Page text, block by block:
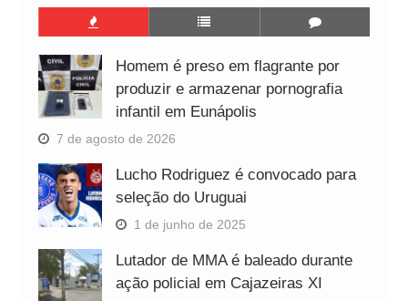
Homem é preso em flagrante por
produzir e armazenar pornografia
infantil em Eunápolis
7 de agosto de 2026
Lucho Rodriguez é convocado para
seleção do Uruguai
1 de junho de 2025
Lutador de MMA é baleado durante
ação policial em Cajazeiras XI